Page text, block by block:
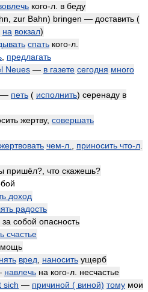
кого-л. в беду
zur Bahn) bringen — доставить (
на вокзал)
спать кого-л.
предлагать
Neues — в газете сегодня много
— петь ( исполнить) серенаду в
жертву, совершать
жертвовать чем-л. приносить что-л
пришёл?, что скажешь?
доход
радость
за собой опасность
счастье
вред наносить ущерб
навлечь на кого-л. несчастье
sich — причиной ( виной) тому мои